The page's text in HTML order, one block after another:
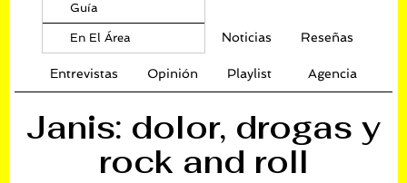
Guía
En El Área Noticias Reseñas
Entrevistas Opinión Playlist Agencia
Janis: dolor, drogas y
rock and roll